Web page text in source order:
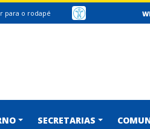
para o rodapé
SECRETARIAS